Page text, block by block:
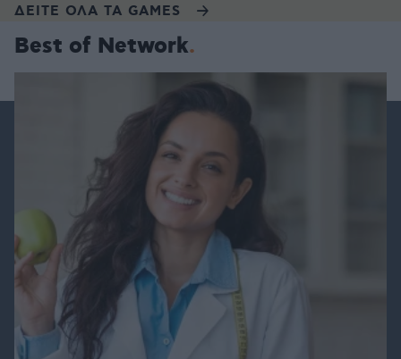
ΔΕΙΤΕ ΟΛΑ ΤΑ GAMES
Best of Network